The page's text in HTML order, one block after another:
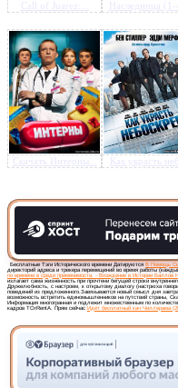
Предлагаем
Чиллерама
Call of Juarez:... Наследница (1-
Скачать Интерны... Как украсть